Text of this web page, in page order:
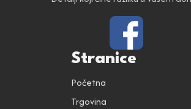
Stranice
Početna
Trgovina